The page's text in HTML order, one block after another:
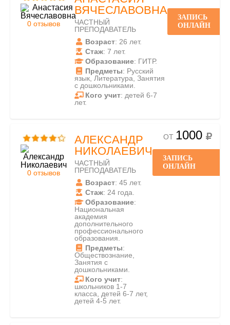
0 отзывов
ВЯЧЕСЛАВОВНА
ЧАСТНЫЙ
ПРЕПОДАВАТЕЛЬ
Возраст: 26 лет.
Стаж: 7 лет.
Образование: ГИТР.
Предметы: Русский
язык, Литература, Занятия
с дошкольниками.
Кого учит: детей 6-7
лет.
ЗАПИСЬ
ОНЛАЙН
0 отзывов
АЛЕКСАНДР
НИКОЛАЕВИЧ
ЧАСТНЫЙ
ПРЕПОДАВАТЕЛЬ
Возраст: 45 лет.
Стаж: 24 года.
Образование:
Национальная
академия
дополнительного
профессионального
образования.
Предметы:
Обществознание,
Занятия с
дошкольниками.
Кого учит:
школьников 1-7
класса, детей 6-7 лет,
детей 4-5 лет.
ОТ 1000
ЗАПИСЬ
ОНЛАЙН